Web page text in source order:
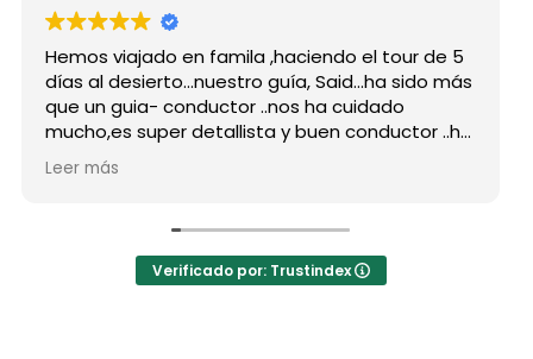
Hemos viajado en famila ,haciendo el tour de 5
días al desierto...nuestro guía, Said...ha sido más
que un guia- conductor ..nos ha cuidado
mucho,es super detallista y buen conductor ..ha
estado atento a todas nuestras peticiones y
nos ha enseñado muchos lugares
persona..Gracias Said.
En cuanto a la agencia,..súper agradecida a Mila
Leer más
Verificado por: Trustindex